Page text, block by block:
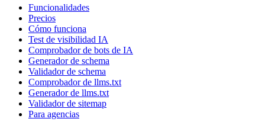
Funcionalidades
Precios
Cómo funciona
Test de visibilidad IA
Comprobador de bots de IA
Generador de schema
Validador de schema
Comprobador de llms.txt
Generador de llms.txt
Validador de sitemap
Para agencias